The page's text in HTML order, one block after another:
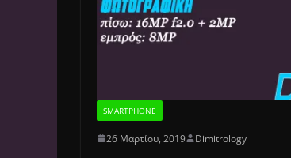
SMARTPHONE
26 Μαρτίου, 2019 Dimitrology